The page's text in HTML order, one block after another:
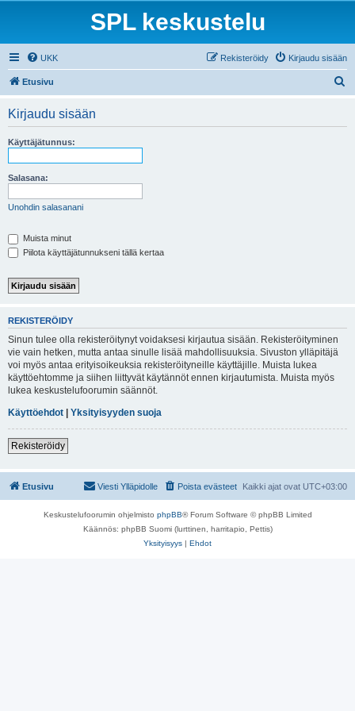
SPL keskustelu
UKK Kirjaudu sisään
Rekisteröidy
Etusivu
Kirjaudu sisään
Käyttäjätunnus:
Salasana:
Unohdin salasanani
Muista minut
Piilota käyttäjätunnukseni tällä kertaa
REKISTERÖIDY
Sinun tulee olla rekisteröitynyt voidaksesi kirjautua sisään. Rekisteröityminen
vie vain hetken, mutta antaa sinulle lisää mahdollisuuksia. Sivuston ylläpitäjä
voi myös antaa erityisoikeuksia rekisteröityneille käyttäjille. Muista lukea
käyttöehtomme ja siihen liittyvät käytännöt ennen kirjautumista. Muista myös
lukea keskustelufoorumin säännöt.
Käyttöehdot | Yksityisyyden suoja
Rekisteröidy
Etusivu Kaikki ajat ovat UTC+03:00
Poista evästeet
Viesti Ylläpidolle
Keskustelufoorumin ohjelmisto phpBB® Forum Software © phpBB Limited
Käännös: phpBB Suomi (lurttinen, harritapio, Pettis)
Yksityisyys | Ehdot